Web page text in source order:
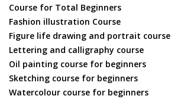
Course for Total Beginners
Fashion illustration Course
Figure life drawing and portrait course
Lettering and calligraphy course
Oil painting course for beginners
Sketching course for beginners
Watercolour course for beginners